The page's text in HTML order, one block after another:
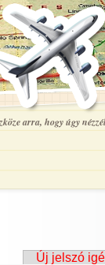
arra, hogy úgy
fül)Új jelszó